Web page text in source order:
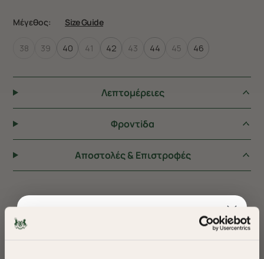
Μέγεθος: Size Guide
38 39 40 41 42 43 44 45 46
Λεπτομέρειες
Φροντiδα
Αποστολές & Επιστροφές
ΠΡΟΤΕΙΝΟΥΜΕ ΓΙΑ ΕΣΑΣ